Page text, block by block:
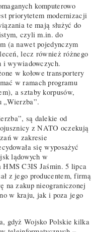
komputerowo
priorytetem modernizacji
te mają służyć do
czyli m.in. do
(a nawet pojedynczym
lecz również różnego
i wywiadowczych.
w kołowe transportery
w ramach programu
a sztaby korpusów,
„Wierzba”.
są dalekie od
z NATO oczekują
w zakresie
się wyposażyć
lądowych w
HMS C3IS Jaśmin. 5 lipca
z jego producentem, firmą
na zakup nieograniczonej
w kraju, jak i poza jego
gdyż Wojsko Polskie kilka